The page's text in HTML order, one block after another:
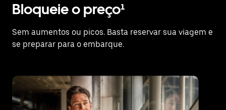
Bloqueie o preço¹
Sem aumentos ou picos. Basta reservar sua viagem e
se preparar para o embarque.